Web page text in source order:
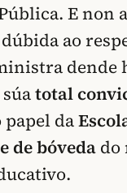
E non
ao
dende
total
papel da
de bóveda do